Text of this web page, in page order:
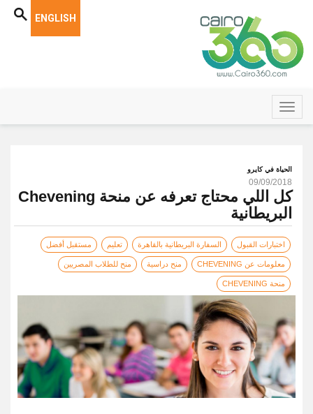
ENGLISH
الحياة في كايرو
09/09/2018
كل اللي محتاج تعرفه عن منحة Chevening
البريطانية
اختبارات القبول السفارة البريطانية بالقاهرة تعليم مستقبل أفضل
معلومات عن CHEVENING منح دراسية منح للطلاب المصريين
منحة CHEVENING